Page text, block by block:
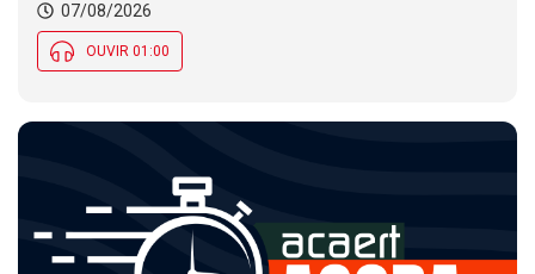
07/08/2026
OUVIR 01:00